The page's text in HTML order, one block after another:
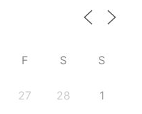
F S S
27 28 1